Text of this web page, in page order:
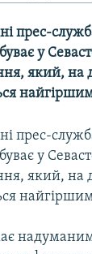
прес-
у
який, на
прес-
у
який, на